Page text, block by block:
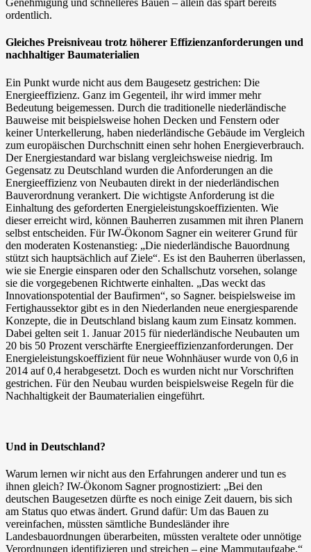
Genehmigung und schnelleres Bauen – allein das spart bereits
ordentlich.
Gleiches Preisniveau trotz höherer Effizienzanforderungen und
nachhaltiger Baumaterialien
Ein Punkt wurde nicht aus dem Baugesetz gestrichen: Die
Energieeffizienz. Ganz im Gegenteil, ihr wird immer mehr
Bedeutung beigemessen. Durch die traditionelle niederländische
Bauweise mit beispielsweise hohen Decken und Fenstern oder
keiner Unterkellerung, haben niederländische Gebäude im Vergleich
zum europäischen Durchschnitt einen sehr hohen Energieverbrauch.
Der Energiestandard war bislang vergleichsweise niedrig. Im
Gegensatz zu Deutschland wurden die Anforderungen an die
Energieeffizienz von Neubauten direkt in der niederländischen
Bauverordnung verankert. Die wichtigste Anforderung ist die
Einhaltung des geforderten Energieleistungskoeffizienten. Wie
dieser erreicht wird, können Bauherren zusammen mit ihren Planern
selbst entscheiden. Für IW-Ökonom Sagner ein weiterer Grund für
den moderaten Kostenanstieg: „Die niederländische Bauordnung
stützt sich hauptsächlich auf Ziele“. Es ist den Bauherren überlassen,
wie sie Energie einsparen oder den Schallschutz vorsehen, solange
sie die vorgegebenen Richtwerte einhalten. „Das weckt das
Innovationspotential der Baufirmen“, so Sagner. beispielsweise im
Fertighaussektor gibt es in den Niederlanden neue energiesparende
Konzepte, die in Deutschland bislang kaum zum Einsatz kommen.
Dabei gelten seit 1. Januar 2015 für niederländische Neubauten um
20 bis 50 Prozent verschärfte Energieeffizienzanforderungen. Der
Energieleistungskoeffizient für neue Wohnhäuser wurde von 0,6 in
2014 auf 0,4 herabgesetzt. Doch es wurden nicht nur Vorschriften
gestrichen. Für den Neubau wurden beispielsweise Regeln für die
Nachhaltigkeit der Baumaterialien eingeführt.
Und in Deutschland?
Warum lernen wir nicht aus den Erfahrungen anderer und tun es
ihnen gleich? IW-Ökonom Sagner prognostiziert: „Bei den
deutschen Baugesetzen dürfte es noch einige Zeit dauern, bis sich
am Status quo etwas ändert. Grund dafür: Um das Bauen zu
vereinfachen, müssten sämtliche Bundesländer ihre
Landesbauordnungen überarbeiten, müssten veraltete oder unnötige
Verordnungen identifizieren und streichen – eine Mammutaufgabe.“